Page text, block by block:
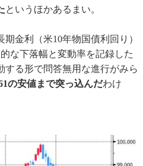
というほかあるまい。
金利（米10年物国債利回り）
な下落幅と変動率を記録した
する形で問答無用な進行がみら
の安値まで突っ込んだわけ